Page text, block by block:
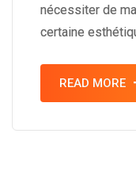
nécessiter de
certaine
READ MORE